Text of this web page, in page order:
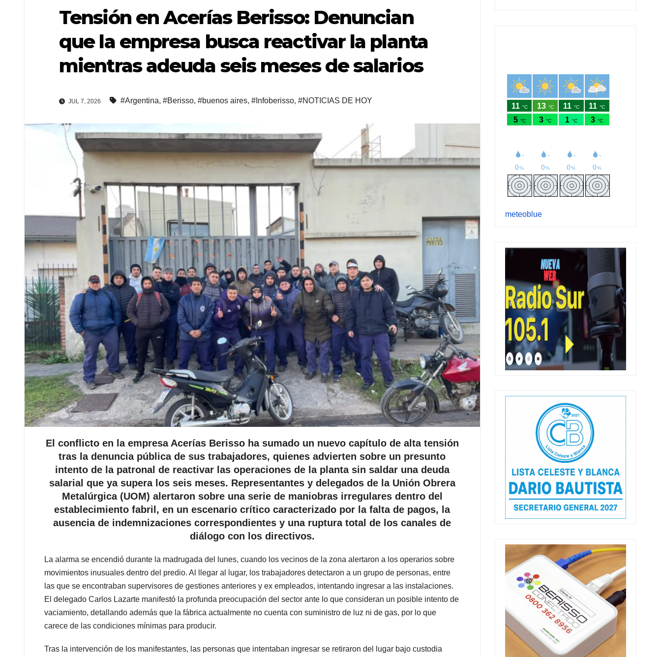
Tensión en Acerías Berisso: Denuncian
que la empresa busca reactivar la planta
mientras adeuda seis meses de salarios
JUL 7, 2026 #Argentina, #Berisso, #buenos aires, #Infoberisso, #NOTICIAS DE HOY
El conflicto en la empresa Acerías Berisso ha sumado un nuevo capítulo de alta tensión
tras la denuncia pública de sus trabajadores, quienes advierten sobre un presunto
intento de la patronal de reactivar las operaciones de la planta sin saldar una deuda
salarial que ya supera los seis meses. Representantes y delegados de la Unión Obrera
Metalúrgica (UOM) alertaron sobre una serie de maniobras irregulares dentro del
establecimiento fabril, en un escenario crítico caracterizado por la falta de pagos, la
ausencia de indemnizaciones correspondientes y una ruptura total de los canales de
diálogo con los directivos.
La alarma se encendió durante la madrugada del lunes, cuando los vecinos de la zona alertaron a los operarios sobre
movimientos inusuales dentro del predio. Al llegar al lugar, los trabajadores detectaron a un grupo de personas, entre
las que se encontraban supervisores de gestiones anteriores y ex empleados, intentando ingresar a las instalaciones.
El delegado Carlos Lazarte manifestó la profunda preocupación del sector ante lo que consideran un posible intento de
vaciamiento, detallando además que la fábrica actualmente no cuenta con suministro de luz ni de gas, por lo que
carece de las condiciones mínimas para producir.
Tras la intervención de los manifestantes, las personas que intentaban ingresar se retiraron del lugar bajo custodia
meteoblue